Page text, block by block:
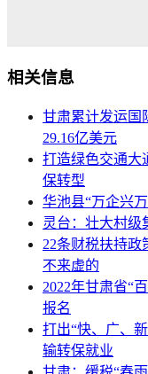
相关信息
甘肃累计发运国
29.16亿美元
打造绿色交通大
保转型
华池县“万企兴
灵台：壮大村级
22条财税扶持政
不来虚的
2022年甘肃省“
报名
打出“快、广、
输转保就业